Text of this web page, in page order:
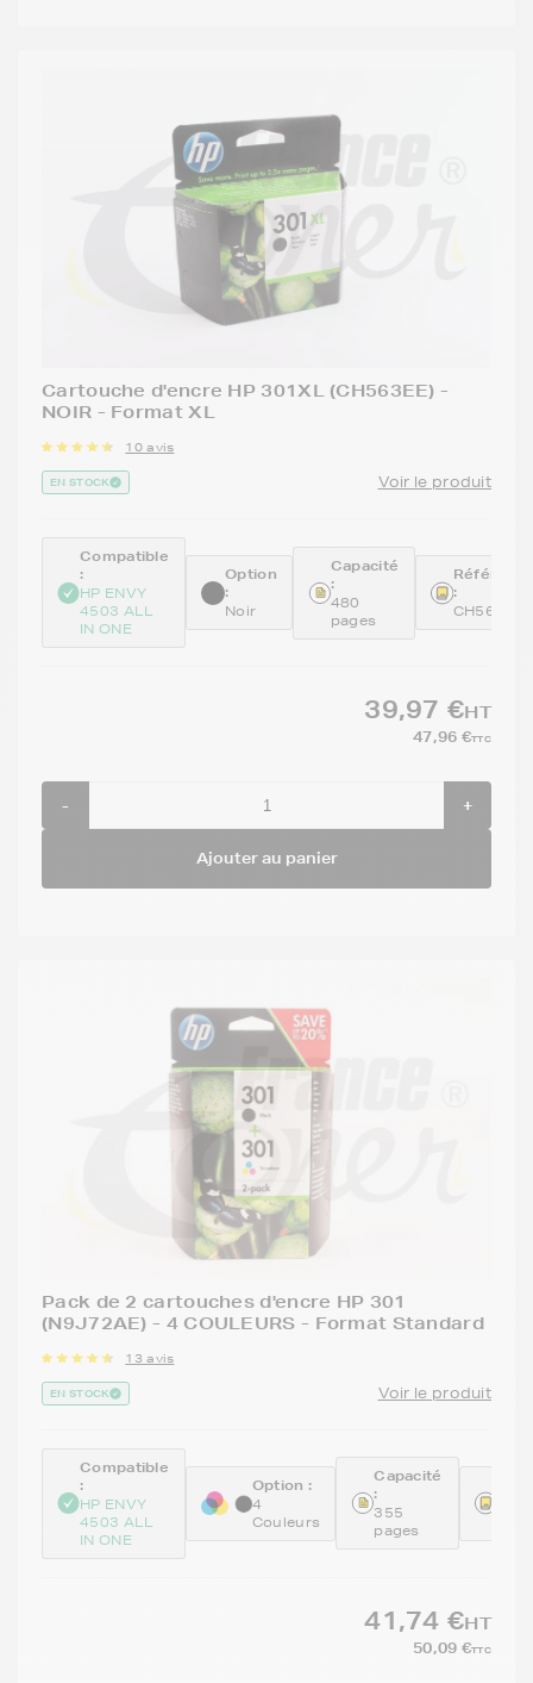
Cartouche d'encre HP 301XL (CH563EE) -
NOIR - Format XL
10 avis
EN STOCK Voir le produit
Compatible
:
HP ENVY
4503 ALL
IN ONE
Option
:
Noir
Capacité
:
480
pages
:
CH563EE
39,97 €HT
47,96 €TTC
- +
Ajouter au panier
Pack de 2 cartouches d'encre HP 301
(N9J72AE) - 4 COULEURS - Format Standard
13 avis
EN STOCK Voir le produit
Compatible
:
HP ENVY
4503 ALL
IN ONE
Option :
4
Couleurs
Capacité
:
355
pages
41,74 €HT
50,09 €TTC